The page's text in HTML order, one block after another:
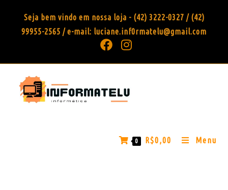
Seja bem vindo em nossa loja - (42) 3222-0327 / (42)
99955-2565 / e-mail: luciane.inf0rmatelu@gmail.com
0 R$0,00 Menu